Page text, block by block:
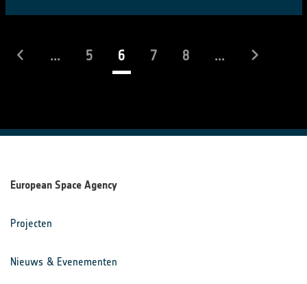
... 5 6(actueel)
7 8 ...
European Space Agency
Projecten
Nieuws & Evenementen